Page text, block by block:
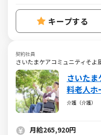
キープする
契約社員
さいたまケアコミュニティそよ
さいた
料老人ホ
る♪／ブ
介護（介護）
月給265,920円